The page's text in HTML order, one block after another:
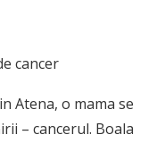
cancer
Atena, o mama se
– cancerul. Boala